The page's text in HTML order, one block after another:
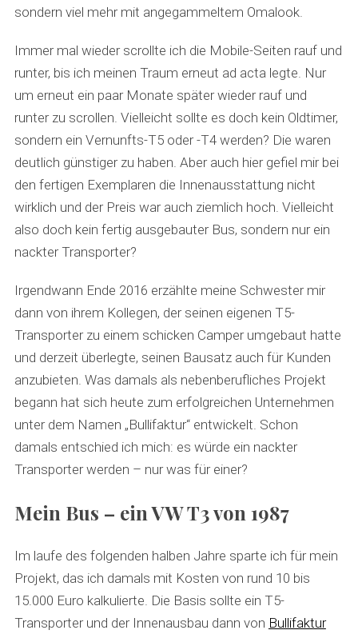
sondern viel mehr mit angegammeltem Omalook.
Immer mal wieder scrollte ich die Mobile-Seiten rauf und
runter, bis ich meinen Traum erneut ad acta legte. Nur
um erneut ein paar Monate später wieder rauf und
runter zu scrollen. Vielleicht sollte es doch kein Oldtimer,
sondern ein Vernunfts-T5 oder -T4 werden? Die waren
deutlich günstiger zu haben. Aber auch hier gefiel mir bei
den fertigen Exemplaren die Innenausstattung nicht
wirklich und der Preis war auch ziemlich hoch. Vielleicht
also doch kein fertig ausgebauter Bus, sondern nur ein
nackter Transporter?
Irgendwann Ende 2016 erzählte meine Schwester mir
dann von ihrem Kollegen, der seinen eigenen T5-
Transporter zu einem schicken Camper umgebaut hatte
und derzeit überlegte, seinen Bausatz auch für Kunden
anzubieten. Was damals als nebenberufliches Projekt
begann hat sich heute zum erfolgreichen Unternehmen
unter dem Namen „Bullifaktur“ entwickelt. Schon
damals entschied ich mich: es würde ein nackter
Transporter werden – nur was für einer?
Mein Bus – ein VW T3 von 1987
Im laufe des folgenden halben Jahre sparte ich für mein
Projekt, das ich damals mit Kosten von rund 10 bis
15.000 Euro kalkulierte. Die Basis sollte ein T5-
Transporter und der Innenausbau dann von Bullifaktur